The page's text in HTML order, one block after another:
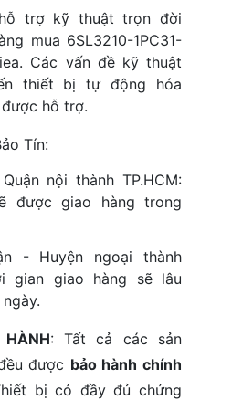
trợ kỹ thuật trọn đời
mua 6SL3210-1PC31-
Các vấn đề kỹ thuật
thiết bị tự động hóa
được hỗ trợ.
Tín:
nội thành TP.HCM:
được giao hàng trong
- Huyện ngoại thành
gian giao hàng sẽ lâu
: Tất cả các sản
được bảo hành chính
bị có đầy đủ chứng